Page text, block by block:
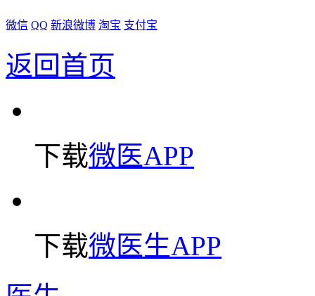
微信 QQ 新浪微博 淘宝 支付宝
返回首页
下载微医APP
下载微医生APP